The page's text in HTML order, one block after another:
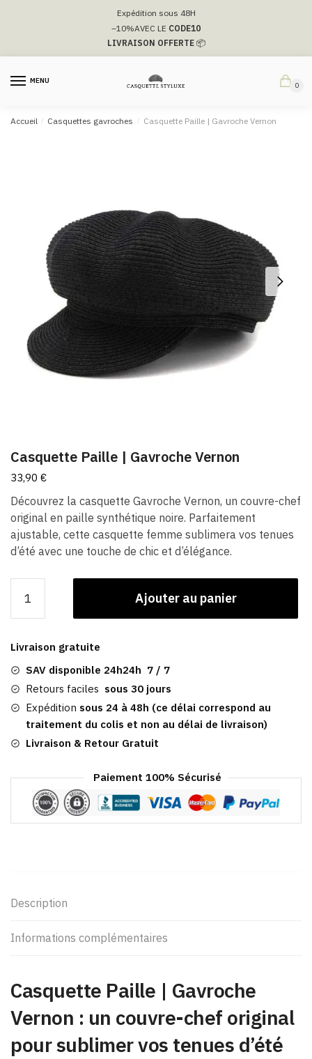
navigation
Expédition sous 48H
–10%AVEC LE CODE10
LIVRAISON OFFERTE📦
MENU
0
Accueil / Casquettes gavroches / Casquette Paille | Gavroche Vernon
Casquette Paille | Gavroche Vernon
33,90 €
Découvrez la casquette Gavroche Vernon, un couvre-chef
original en paille synthétique noire. Parfaitement
ajustable, cette casquette femme sublimera vos tenues
d’été avec une touche de chic et d’élégance.
Casquette
|
Gavroche
Vernon
Ajouter au panier
Livraison gratuite
SAV disponible 24h24h 7 / 7
Retours faciles sous 30 jours
Expédition sous 24 à 48h (ce délai correspond au
traitement du colis et non au délai de livraison)
Livraison & Retour Gratuit
Paiement 100% Sécurisé
Description
Informations complémentaires
Casquette Paille | Gavroche
Vernon : un couvre-chef original
pour sublimer vos tenues d’été